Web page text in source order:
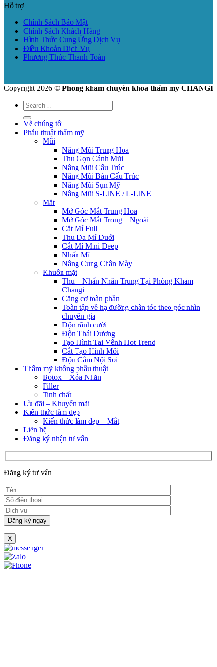
Hỗ trợ
Chính Sách Bảo Mật
Chính Sách Khách Hàng
Hình Thức Cung Ứng Dịch Vụ
Điều Khoản Dịch Vụ
Phương Thức Thanh Toán
Copyright 2026 © Phòng khám chuyên khoa thẩm mỹ CHANGI
Về chúng tôi
Phẫu thuật thẩm mỹ
Mũi
Nâng Mũi Trung Hoa
Thu Gọn Cánh Mũi
Nâng Mũi Cấu Trúc
Nâng Mũi Bán Cấu Trúc
Nâng Mũi Sụn Mỹ
Nâng Mũi S-LINE / L-LINE
Mắt
Mở Góc Mắt Trung Hoa
Mở Góc Mắt Trong – Ngoài
Cắt Mí Full
Thu Da Mí Dưới
Cắt Mí Mini Deep
Nhấn Mí
Nâng Cung Chân Mày
Khuôn mặt
Thu – Nhấn Nhân Trung Tại Phòng Khám
Changi
Căng cơ toàn phần
Toàn tập về hạ đường chân tóc theo góc nhìn
chuyên gia
Độn rãnh cười
Độn Thái Dương
Tạo Hình Tai Vểnh Hot Trend
Cắt Tạo Hình Môi
Độn Cằm Nội Soi
Thẩm mỹ không phẫu thuật
Botox – Xóa Nhăn
Filler
Tinh chất
Ưu đãi – Khuyến mãi
Kiến thức làm đẹp
Kiến thức làm đẹp – Mắt
Liên hệ
Đăng ký nhận tư vấn
Đăng ký tư vấn
X